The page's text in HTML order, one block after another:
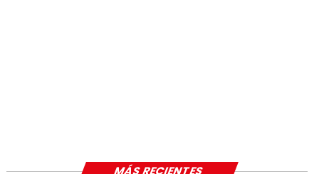
MÁS RECIENTES